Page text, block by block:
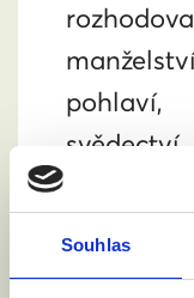
Souhlas
pohlaví,